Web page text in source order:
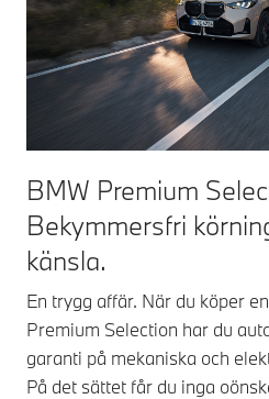
BMW Premium
Bekymmersfri
känsla.
En trygg affär. När du köper
Premium Selection har du
garanti på mekaniska och
På det sättet får du inga